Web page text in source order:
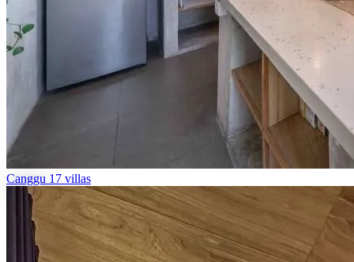
Canggu 17 villas